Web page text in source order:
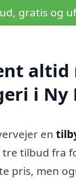
gratis og
altid
i Ny
en
tilbud fra
pris, men